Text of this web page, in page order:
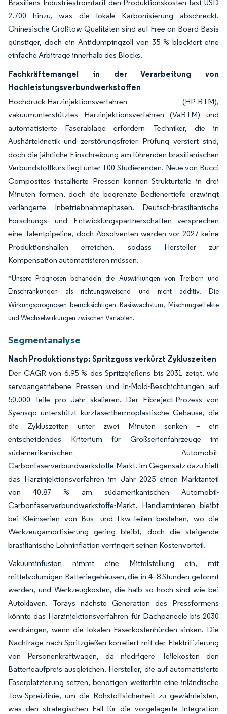
Brasiliens Industriestromtarif den Produktionskosten fast USD
2.700 hinzu, was die lokale Karbonisierung abschreckt.
Chinesische Großtow-Qualitäten sind auf Free-on-Board-Basis
günstiger, doch ein Antidumpingzoll von 35 % blockiert eine
einfache Arbitrage innerhalb des Blocks.
Fachkräftemangel in der Verarbeitung von
Hochleistungsverbundwerkstoffen
Hochdruck-Harzinjektionsverfahren (HP-RTM),
vakuumunterstütztes Harzinjektionsverfahren (VaRTM) und
automatisierte Faserablage erfordern Techniker, die in
Aushärtekinetik und zerstörungsfreier Prüfung versiert sind,
doch die jährliche Einschreibung am führenden brasilianischen
Verbundstoffkurs liegt unter 100 Studierenden. Neue von Bucci
Composites installierte Pressen können Strukturteile in drei
Minuten formen, doch die begrenzte Bedienertiefe erzwingt
verlängerte Inbetriebnahmephasen. Deutsch-brasilianische
Forschungs- und Entwicklungspartnerschaften versprechen
eine Talentpipeline, doch Absolventen werden vor 2027 keine
Produktionshallen erreichen, sodass Hersteller zur
Kompensation automatisieren müssen.
*Unsere Prognosen behandeln die Auswirkungen von Treibern und
Einschränkungen als richtungsweisend und nicht additiv. Die
Wirkungsprognosen berücksichtigen Basiswachstum, Mischungseffekte
und Wechselwirkungen zwischen Variablen.
Segmentanalyse
Nach Produktionstyp: Spritzguss verkürzt Zykluszeiten
Der CAGR von 6,95 % des Spritzgießens bis 2031 zeigt, wie
servoangetriebene Pressen und In-Mold-Beschichtungen auf
50.000 Teile pro Jahr skalieren. Der Fibreject-Prozess von
Syensqo unterstützt kurzfaserthermoplastische Gehäuse, die
die Zykluszeiten unter zwei Minuten senken – ein
entscheidendes Kriterium für Großserienfahrzeuge im
südamerikanischen Automobil-
Carbonfaserverbundwerkstoffe-Markt. Im Gegensatz dazu hielt
das Harzinjektionsverfahren im Jahr 2025 einen Marktanteil
von 40,87 % am südamerikanischen Automobil-
Carbonfaserverbundwerkstoffe-Markt. Handlaminieren bleibt
bei Kleinserien von Bus- und Lkw-Teilen bestehen, wo die
Werkzeugamortisierung gering bleibt, doch die steigende
brasilianische Lohninflation verringert seinen Kostenvorteil.
Vakuuminfusion nimmt eine Mittelstellung ein, mit
mittelvolumigen Batteriegehäusen, die in 4–8 Stunden geformt
werden, und Werkzeugkosten, die halb so hoch sind wie bei
Autoklaven. Torays nächste Generation des Pressformens
könnte das Harzinjektionsverfahren für Dachpaneele bis 2030
verdrängen, wenn die lokalen Faserkostenhürden sinken. Die
Nachfrage nach Spritzgießen korreliert mit der Elektrifizierung
von Personenkraftwagen, da niedrigere Teilekosten den
Batterieaufpreis ausgleichen. Hersteller, die auf automatisierte
Faserplatzierung setzen, benötigen weiterhin eine inländische
Tow-Spreizlinie, um die Rohstoffsicherheit zu gewährleisten,
was den strategischen Fall für die vorgelagerte Integration